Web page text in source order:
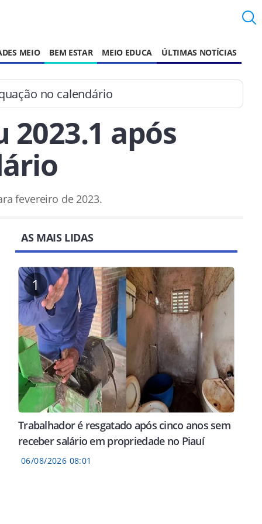
MEIO BEM ESTAR MEIO EDUCA ÚLTIMAS NOTÍCIAS
no calendário
2023.1 após
fevereiro de 2023.
AS MAIS LIDAS
1
Trabalhador é resgatado após cinco anos sem
receber salário em propriedade no Piauí
06/08/2026 08:01